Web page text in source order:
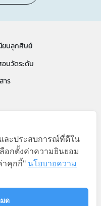
by P'Paul
ยบลูกศิษย์
บวัดระดับ
าร
ละประสบการณ์ที่ดีใน
อกตั้งค่าความยินยอม
าคุกกี้" นโยบายความ
ด